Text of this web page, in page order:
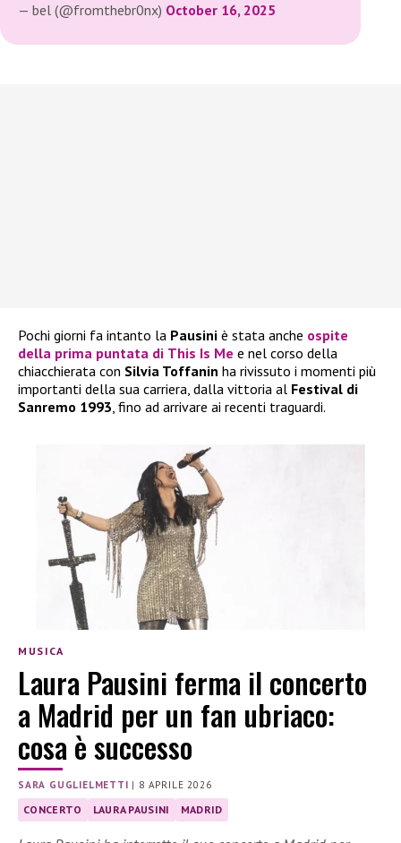
— bel (@fromthebr0nx) October 16, 2025
Pochi giorni fa intanto la Pausini è stata anche ospite
della prima puntata di This Is Me e nel corso della
chiacchierata con Silvia Toffanin ha rivissuto i momenti più
importanti della sua carriera, dalla vittoria al Festival di
Sanremo 1993, fino ad arrivare ai recenti traguardi.
MUSICA
Laura Pausini ferma il concerto
a Madrid per un fan ubriaco:
cosa è successo
SARA GUGLIELMETTI | 8 APRILE 2026
CONCERTO LAURA PAUSINI MADRID